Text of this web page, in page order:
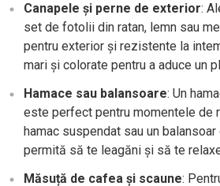
Canapele și perne de exterior:
set de fotolii din ratan, lemn sau
pentru exterior și rezistente la
mari și colorate pentru a aduce un
Hamace sau balansoare: Un
este perfect pentru momentele de
hamac suspendat sau un
permită să te leagăni și să te
Măsuță de cafea și scaune: